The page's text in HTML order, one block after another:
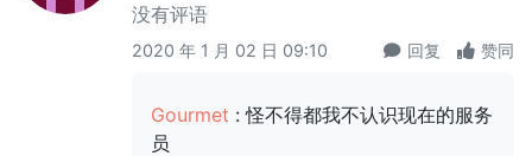
没有评语
2020 年 1 月 02 日 09:10 回复 赞同
Gourmet : 怪不得都我不认识现在的服务
员